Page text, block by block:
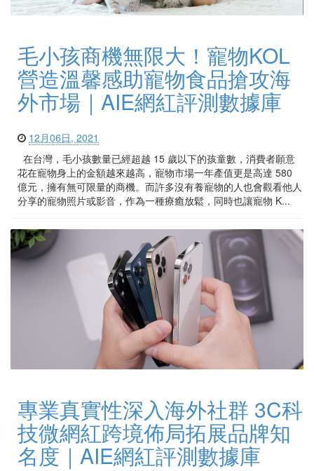
毛小孩商機無限大！寵物KOL
營造溫馨感助寵物食品搶攻海
外市場｜AIE網紅評測數據庫
12月06日, 2021
在台灣，毛小孩數量已經超越 15 歲以下的孩童數，消費者願意
花在寵物身上的金額越來越高，寵物市場一年產值更是高達 580
億元，擁有無可限量的商機。而許多沒有養寵物的人也會觀看他人
分享的寵物照片或影音，作為一種療癒放鬆，同時也讓寵物 K...
專業真實性深入海外社群 3C科
技微網紅跨境佈局拓展品牌知
名度｜AIE網紅評測數據庫